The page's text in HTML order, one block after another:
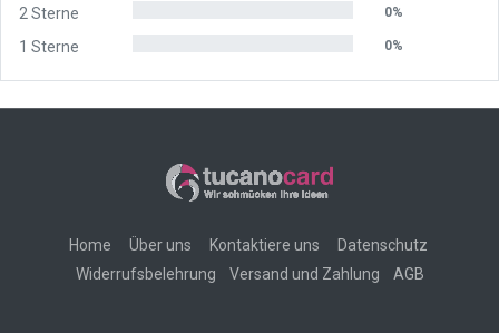
2 Sterne 0%
1 Sterne 0%
Home Über uns Kontaktiere uns
Datenschutz
Widerrufsbelehrung
Versand und Zahlung AGB